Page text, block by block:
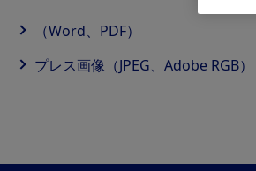
（Word、PDF）
プレス画像（JPEG、Adobe RGB）